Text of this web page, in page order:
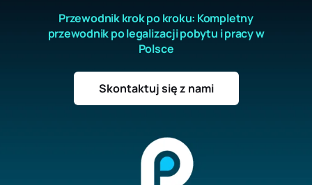
Przewodnik krok po kroku: Kompletny
przewodnik po legalizacji pobytu i pracy w
Polsce
Skontaktuj się z nami
ВИДИ